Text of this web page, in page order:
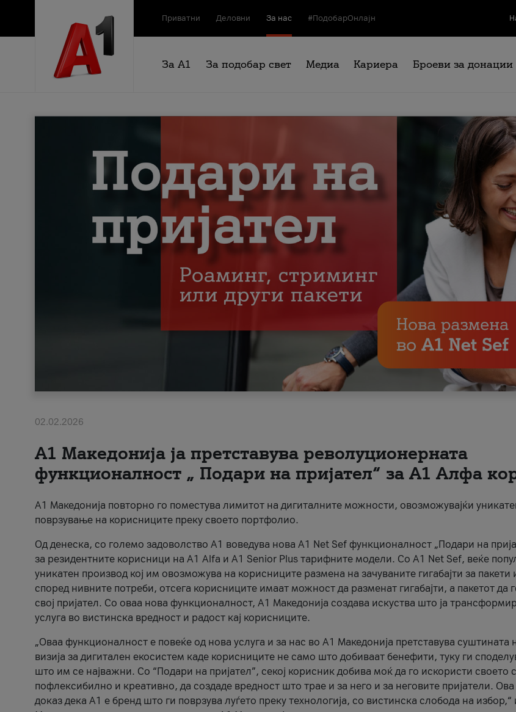
Приватни Деловни За нас #ПодобарОнлајн
За А1 За подобар свет Медиа Кариера Броеви за донации
02.02.2026
А1 Македонија ја претставува револуционерната
функционалност „ Подари на пријател“ за А1 Алфа
А1 Македонија повторно го поместува лимитот на дигиталните можности, овозможувајќи
поврзување на корисниците преку своето портфолио.
Од денеска, со големо задоволство А1 воведува нова A1 Net Sef функционалност „Подари на
за резидентните корисници на А1 Alfa и A1 Senior Plus тарифните модели. Со A1 Net Sef, веќе
уникатен производ кој им овозможува на корисниците размена на зачуваните гигабајти за пакети
според нивните потреби, отсега корисниците имаат можност да разменат гигабајти, а пакетот да
свој пријател. Со оваа нова функционалност, А1 Македонија создава искуства што ја
услуга во вистинска вредност и радост кај корисниците.
„Оваа функционалност е повеќе од нова услуга и за нас во А1 Македонија претставува суштината
визија за дигитален екосистем каде корисниците не само што добиваат бенефити, туку ги
што им се најважни. Со “Подари на пријател”, секој корисник добива моќ да го искористи своето
пофлексибилно и креативно, да создаде вредност што трае и за него и за неговите пријатели.
доказ дека А1 е бренд што ги поврзува луѓето преку технологија, со вистинска слобода на избор,“